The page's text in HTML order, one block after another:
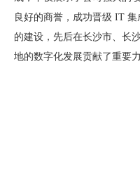
良好的商誉，成功晋级 IT
的建设，先后在长沙市、长
地的数字化发展贡献了重要力